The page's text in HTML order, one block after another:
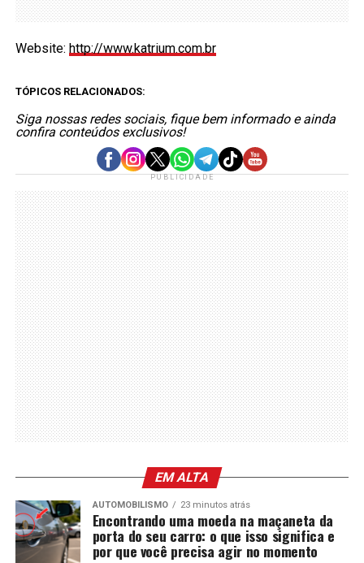
Website: http://www.katrium.com.br
TÓPICOS RELACIONADOS:
Siga nossas redes sociais, fique bem informado e ainda
confira conteúdos exclusivos!
PUBLICIDADE
EM ALTA
AUTOMOBILISMO 23 minutos atrás
Encontrando uma moeda na maçaneta da
porta do seu carro: o que isso significa e
por que você precisa agir no momento